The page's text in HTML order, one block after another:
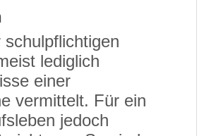
schulpflichtigen
lediglich
einer
vermittelt. Für ein
jedoch